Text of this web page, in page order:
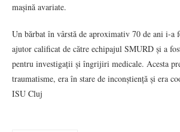
mașină avariate.
Un bărbat în vârstă de aproximativ 70 de ani i-a
ajutor calificat de către echipajul SMURD și a
pentru investigații și îngrijiri medicale. Acesta
traumatisme, era în stare de inconștiență și era
ISU Cluj